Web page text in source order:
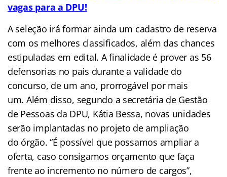
vagas para a DPU!
A seleção irá formar ainda um cadastro de reserva
com os melhores classificados, além das chances
estipuladas em edital. A finalidade é prover as 56
defensorias no país durante a validade do
concurso, de um ano, prorrogável por mais
um. Além disso, segundo a secretária de Gestão
de Pessoas da DPU, Kátia Bessa, novas unidades
serão implantadas no projeto de ampliação
do órgão. “É possível que possamos ampliar a
oferta, caso consigamos orçamento que faça
frente ao incremento no número de cargos”,